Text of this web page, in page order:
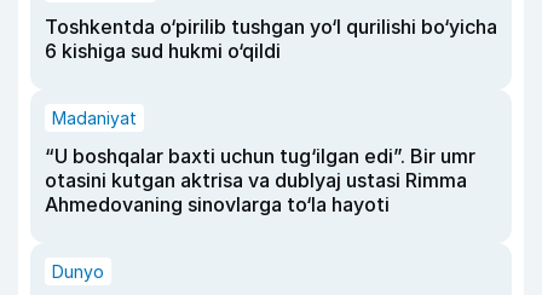
Toshkentda o‘pirilib tushgan yo‘l qurilishi bo‘yicha
6 kishiga sud hukmi o‘qildi
Madaniyat
“U boshqalar baxti uchun tug‘ilgan edi”. Bir umr
otasini kutgan aktrisa va dublyaj ustasi Rimma
Ahmedovaning sinovlarga to‘la hayoti
Dunyo